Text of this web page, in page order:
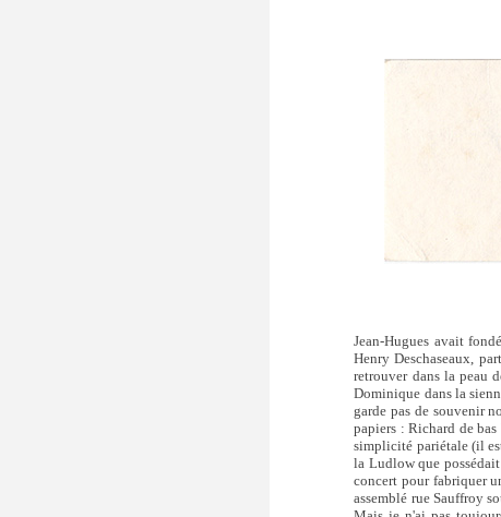
Jean-Hugues avait
Henry Deschaseaux,
retrouver dans la peau
Dominique dans la
garde pas de souvenir
papiers : Richard de
simplicité pariétale (il
la Ludlow que
concert pour fabriquer
assemblé rue Sauffroy